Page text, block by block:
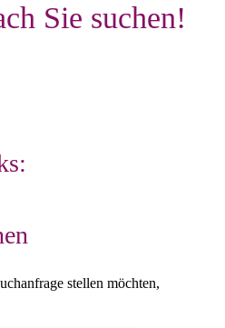
Sie suchen!
stellen möchten,